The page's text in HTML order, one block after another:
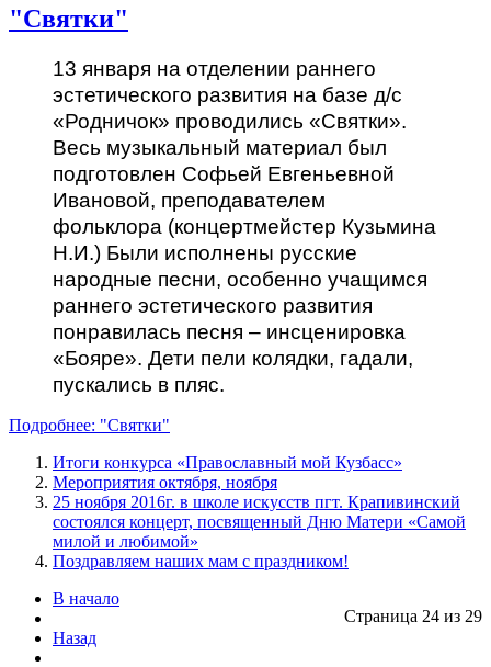
"Святки"
13 января на отделении раннего
эстетического развития на базе д/с
«Родничок» проводились «Святки».
Весь музыкальный материал был
подготовлен Софьей Евгеньевной
Ивановой, преподавателем
фольклора (концертмейстер Кузьмина
Н.И.) Были исполнены русские
народные песни, особенно учащимся
раннего эстетического развития
понравилась песня – инсценировка
«Бояре». Дети пели колядки, гадали,
пускались в пляс.
Подробнее: "Святки"
Итоги конкурса «Православный мой Кузбасс»
Мероприятия октября, ноября
25 ноября 2016г. в школе искусств пгт. Крапивинский
состоялся концерт, посвященный Дню Матери «Самой
милой и любимой»
Поздравляем наших мам с праздником!
Страница 24 из 29
В начало
Назад